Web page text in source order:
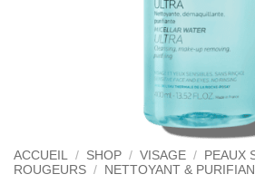
ACCUEIL / SHOP / VISAGE /
PEAUX
ROUGEURS / NETTOYANT &